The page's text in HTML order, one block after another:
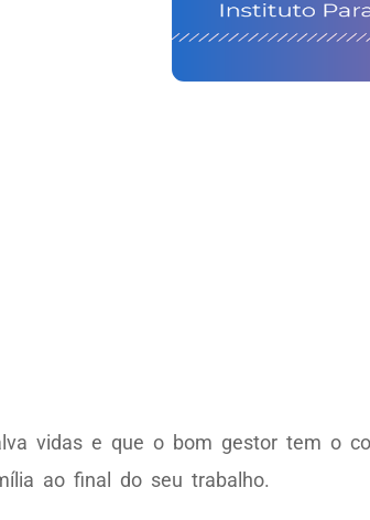
vidas e que o bom gestor tem o
ao final do seu trabalho.